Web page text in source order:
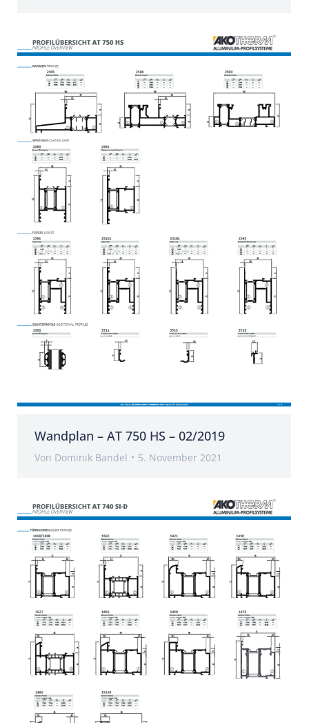
Wandplan – AT 750 HS – 02/2019
Von Dominik Bandel 5. November 2021